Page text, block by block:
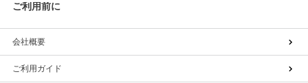
ご利用前に
会社概要
ご利用ガイド